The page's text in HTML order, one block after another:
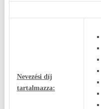
Nevezési díj
tartalmazza: